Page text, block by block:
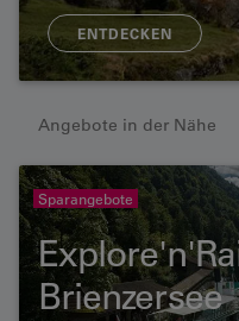
ENTDECKEN
Angebote in der Nähe
Sparangebote
Brienzersee